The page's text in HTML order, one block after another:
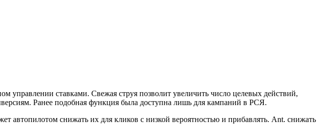
управлении ставками. Свежая струя позволит увеличить число целевых действий,
Ранее подобная функция была доступна лишь для кампаний в РСЯ.
автопилотом снижать их для кликов с низкой вероятностью и прибавлять. Ant. снижать